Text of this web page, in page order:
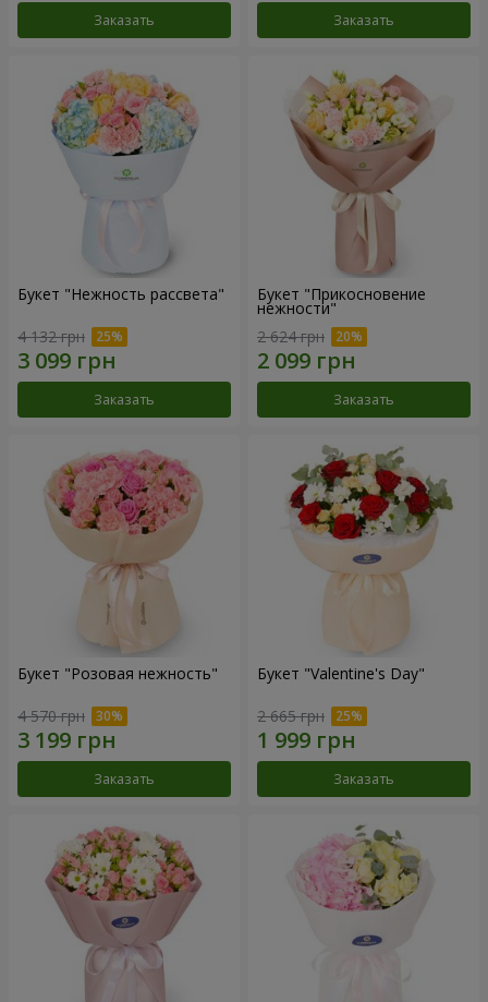
Заказать Заказать
Букет "Нежность рассвета"
4 132 грн
Заказать
Букет "Прикосновение
нежности"
2 624 грн
Заказать
Букет "Розовая нежность"
4 570 грн
Заказать
Букет "Valentine's Day"
2 665 грн
Заказать